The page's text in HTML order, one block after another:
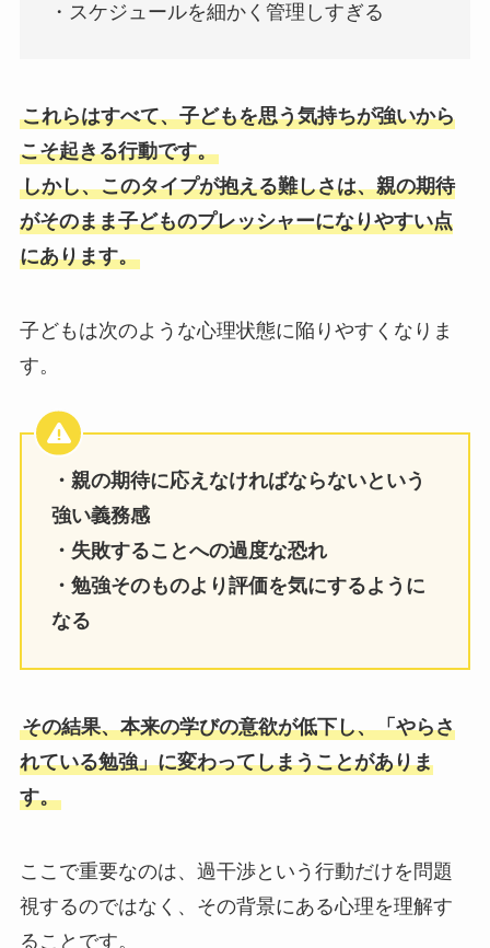
・スケジュールを細かく管理しすぎる
これらはすべて、子どもを思う気持ちが強いから
こそ起きる行動です。
しかし、このタイプが抱える難しさは、親の期待
がそのまま子どものプレッシャーになりやすい点
にあります。
子どもは次のような心理状態に陥りやすくなりま
す。
・親の期待に応えなければならないという
強い義務感
・失敗することへの過度な恐れ
・勉強そのものより評価を気にするように
なる
その結果、本来の学びの意欲が低下し、「やらさ
れている勉強」に変わってしまうことがありま
す。
ここで重要なのは、過干渉という行動だけを問題
視するのではなく、その背景にある心理を理解す
ることです。